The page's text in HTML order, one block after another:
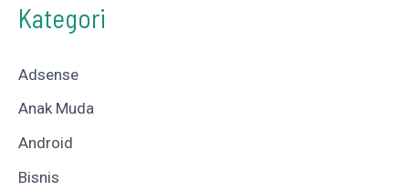
Kategori
Adsense
Anak Muda
Android
Bisnis